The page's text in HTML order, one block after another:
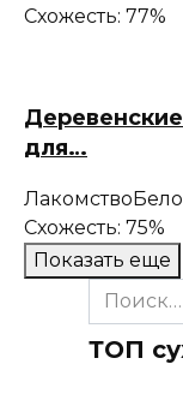
Схожесть: 77%
для…
Лакомство
Схожесть: 75%
Показать еще
Search
for:
ТОП